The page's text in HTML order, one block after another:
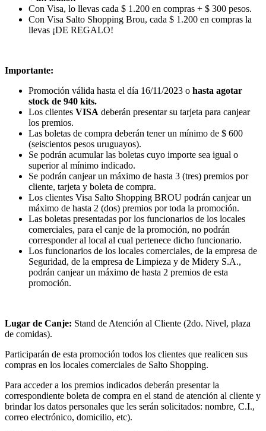
Con Visa, lo llevas cada $ 1.200 en compras + $ 300 pesos.
Con Visa Salto Shopping Brou, cada $ 1.200 en compras la
llevas ¡DE REGALO!
Importante:
Promoción válida hasta el día 16/11/2023 o hasta agotar
stock de 940 kits.
Los clientes VISA deberán presentar su tarjeta para canjear
los premios.
Las boletas de compra deberán tener un mínimo de $ 600
(seiscientos pesos uruguayos).
Se podrán acumular las boletas cuyo importe sea igual o
superior al mínimo indicado.
Se podrán canjear un máximo de hasta 3 (tres) premios por
cliente, tarjeta y boleta de compra.
Los clientes Visa Salto Shopping BROU podrán canjear un
máximo de hasta 2 (dos) premios por toda la promoción.
Las boletas presentadas por los funcionarios de los locales
comerciales, para el canje de la promoción, no podrán
corresponder al local al cual pertenece dicho funcionario.
Los funcionarios de los locales comerciales, de la empresa de
Seguridad, de la empresa de Limpieza y de Midery S.A.,
podrán canjear un máximo de hasta 2 premios de esta
promoción.
Lugar de Canje: Stand de Atención al Cliente (2do. Nivel, plaza
de comidas).
Participarán de esta promoción todos los clientes que realicen sus
compras en los locales comerciales de Salto Shopping.
Para acceder a los premios indicados deberán presentar la
correspondiente boleta de compra en el stand de atención al cliente y
brindar los datos personales que les serán solicitados: nombre, C.I.,
correo electrónico, domicilio, etc).